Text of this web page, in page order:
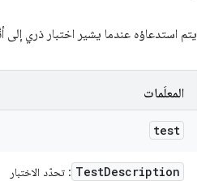
يتم استدعاؤه عندما يشير اختبار ذري
المعلَمات
test
TestDescription : تحدّد الاختبار